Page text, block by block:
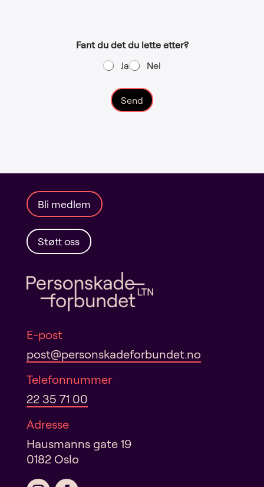
Fant du det du lette etter?
Ja
Nei
Send
r
Bli medlem
Støtt oss
E-post
post@personskadeforbundet.no
Telefonnummer
22 35 71 00
Adresse
Hausmanns gate 19
0182 Oslo